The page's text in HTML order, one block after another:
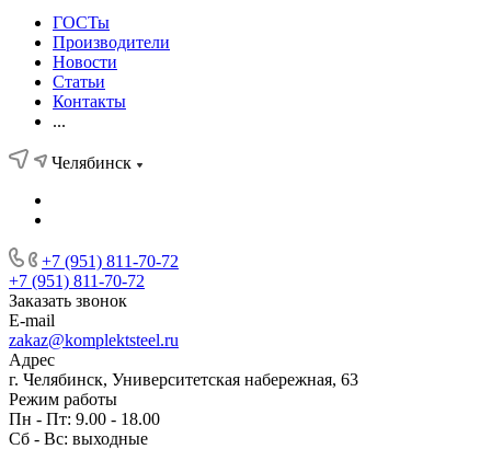
ГОСТы
Производители
Новости
Статьи
Контакты
...
Челябинск
+7 (951) 811-70-72
+7 (951) 811-70-72
Заказать звонок
E-mail
zakaz@komplektsteel.ru
Адрес
г. Челябинск, Университетская набережная, 63
Режим работы
Пн - Пт: 9.00 - 18.00
Сб - Вс: выходные